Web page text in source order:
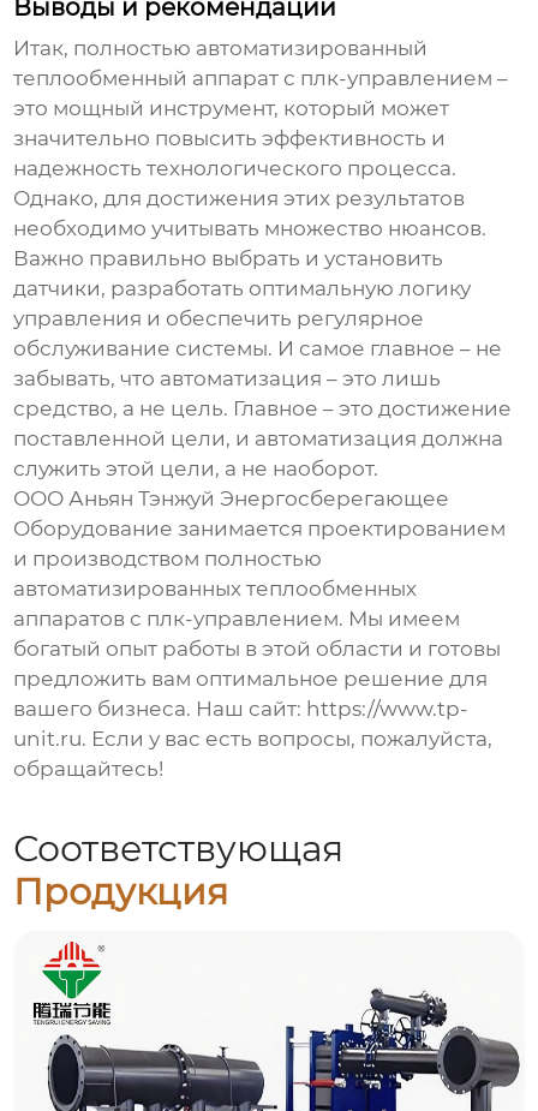
Выводы и рекомендации
Итак, полностью автоматизированный
теплообменный аппарат с плк-управлением –
это мощный инструмент, который может
значительно повысить эффективность и
надежность технологического процесса.
Однако, для достижения этих результатов
необходимо учитывать множество нюансов.
Важно правильно выбрать и установить
датчики, разработать оптимальную логику
управления и обеспечить регулярное
обслуживание системы. И самое главное – не
забывать, что автоматизация – это лишь
средство, а не цель. Главное – это достижение
поставленной цели, и автоматизация должна
служить этой цели, а не наоборот.
ООО Аньян Тэнжуй Энергосберегающее
Оборудование занимается проектированием
и производством полностью
автоматизированных теплообменных
аппаратов с плк-управлением. Мы имеем
богатый опыт работы в этой области и готовы
предложить вам оптимальное решение для
вашего бизнеса. Наш сайт: https://www.tp-
unit.ru. Если у вас есть вопросы, пожалуйста,
обращайтесь!
Соответствующая
Продукция